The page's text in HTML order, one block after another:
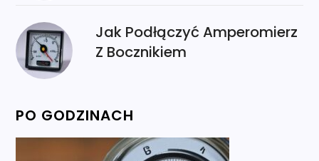
Jak Podłączyć Amperomierz
Z Bocznikiem
PO GODZINACH